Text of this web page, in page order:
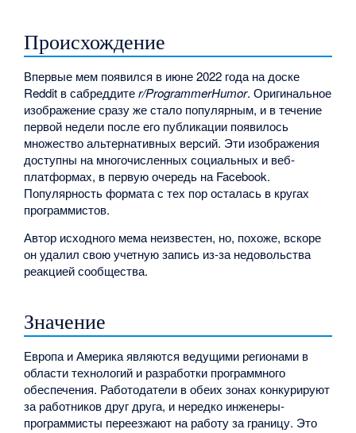
Происхождение
Впервые мем появился в июне 2022 года на доске
Reddit в сабреддитеr/ProgrammerHumor. Оригинальное
изображение сразу же стало популярным, и в течение
первой недели после его публикации появилось
множество альтернативных версий. Эти изображения
доступны на многочисленных социальных и веб-
платформах, в первую очередь на Facebook.
Популярность формата с тех пор осталась в кругах
программистов.
Автор исходного мема неизвестен, но, похоже, вскоре
он удалил свою учетную запись из-за недовольства
реакцией сообщества.
Значение
Европа и Америка являются ведущими регионами в
области технологий и разработки программного
обеспечения. Работодатели в обеих зонах конкурируют
за работников друг друга, и нередко инженеры-
программисты переезжают на работу за границу. Это